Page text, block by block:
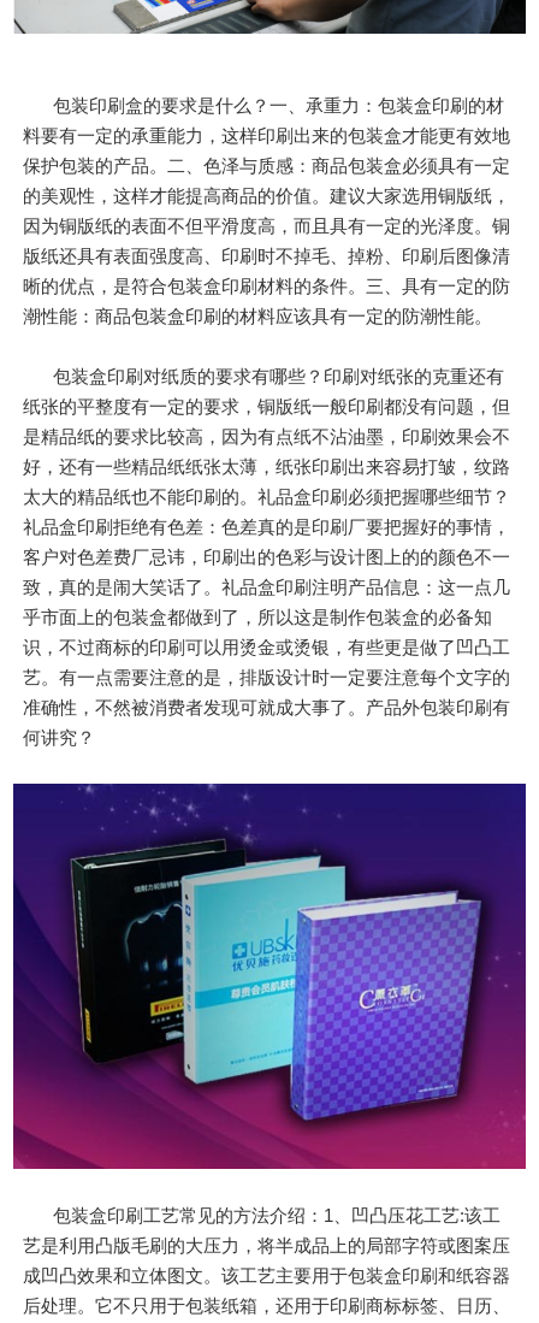
包装印刷盒的要求是什么？一、承重力：包装盒印刷的材
料要有一定的承重能力，这样印刷出来的包装盒才能更有效地
保护包装的产品。二、色泽与质感：商品包装盒必须具有一定
的美观性，这样才能提高商品的价值。建议大家选用铜版纸，
因为铜版纸的表面不但平滑度高，而且具有一定的光泽度。铜
版纸还具有表面强度高、印刷时不掉毛、掉粉、印刷后图像清
晰的优点，是符合包装盒印刷材料的条件。三、具有一定的防
潮性能：商品包装盒印刷的材料应该具有一定的防潮性能。
包装盒印刷对纸质的要求有哪些？印刷对纸张的克重还有
纸张的平整度有一定的要求，铜版纸一般印刷都没有问题，但
是精品纸的要求比较高，因为有点纸不沾油墨，印刷效果会不
好，还有一些精品纸纸张太薄，纸张印刷出来容易打皱，纹路
太大的精品纸也不能印刷的。礼品盒印刷必须把握哪些细节？
礼品盒印刷拒绝有色差：色差真的是印刷厂要把握好的事情，
客户对色差费厂忌讳，印刷出的色彩与设计图上的的颜色不一
致，真的是闹大笑话了。礼品盒印刷注明产品信息：这一点几
乎市面上的包装盒都做到了，所以这是制作包装盒的必备知
识，不过商标的印刷可以用烫金或烫银，有些更是做了凹凸工
艺。有一点需要注意的是，排版设计时一定要注意每个文字的
准确性，不然被消费者发现可就成大事了。产品外包装印刷有
何讲究？
包装盒印刷工艺常见的方法介绍：1、凹凸压花工艺:该工
艺是利用凸版毛刷的大压力，将半成品上的局部字符或图案压
成凹凸效果和立体图文。该工艺主要用于包装盒印刷和纸容器
后处理。它不只用于包装纸箱，还用于印刷商标标签、日历、